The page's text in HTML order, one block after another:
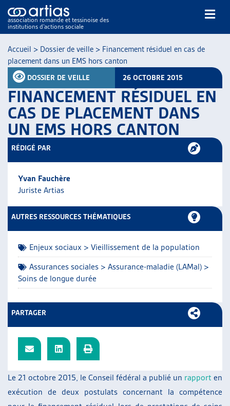
association romande et tessinoise des
institutions d’actions sociale
NOS PUBLICATIONS
ARTICLES
RESSOURCES
THÉMATIQUES
GUIDE SOCIAL ROMAND
L’ASSOCIATION
PROJETS ET ACTIVITÉS
JOURNÉES D’AUTOMNE
Accueil > Dossier de veille > Financement résiduel en cas de
placement dans un EMS hors canton
DOSSIER DE VEILLE 26 OCTOBRE 2015
FINANCEMENT RÉSIDUEL EN
CAS DE PLACEMENT DANS
UN EMS HORS CANTON
Le 21 octobre 2015, le Conseil fédéral a publié un rapport en
exécution de deux postulats concernant la compétence
RÉDIGÉ PAR
Yvan Fauchère
Juriste Artias
AUTRES RESSOURCES THÉMATIQUES
Enjeux sociaux > Vieillissement de la population
Assurances sociales > Assurance-maladie (LAMal) >
Soins de longue durée
PARTAGER